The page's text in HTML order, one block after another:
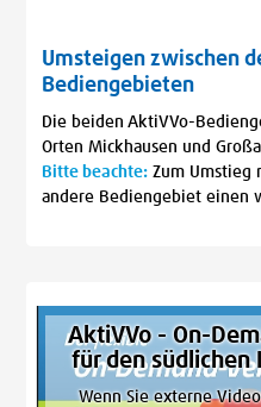
Umsteigen zwischen
Bediengebieten
Die beiden AktiVVo-
Orten Mickhausen und
Bitte beachte:Zum Umstieg
andere Bediengebiet einen
AktiVVo - On-
für den südlichen
Wenn Sie externe